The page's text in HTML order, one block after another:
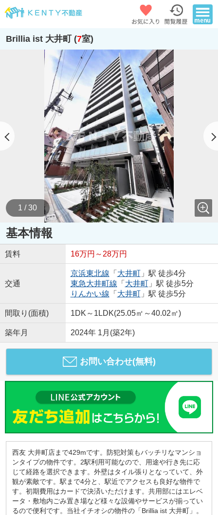
Brillia ist 大井町 (7室)
1 / 30
基本情報
賃料 16万円～28万円
交通
京浜東北線 「 大井町」駅 徒歩4分
東急大井町線 「 大井町」駅 徒歩5分
りんかい線 「 大井町」駅 徒歩5分
間取り(面積) 1DK～1LDK(25.05㎡～40.02㎡)
築年月 2024年 1月(築2年)
お問い合わせ(無料)
西友 大井町店まで429mです。防犯対策もバッチリなマンショ
ンタイプの物件です。2駅利用可能なので、用途や行き先に応
じて経路を選択できます。外壁はタイル張りとなっていて、外
観が素敵です。駅まで4分と、駅近でアクセスも良好な物件で
す。初期費用はカードで決済いただけます。共用部にはエレベ
ータ・敷地内ごみ置き場など様々な設備やサービスが揃ってい
るので便利です。当社イチオシの物件の「Brillia ist 大井町」。